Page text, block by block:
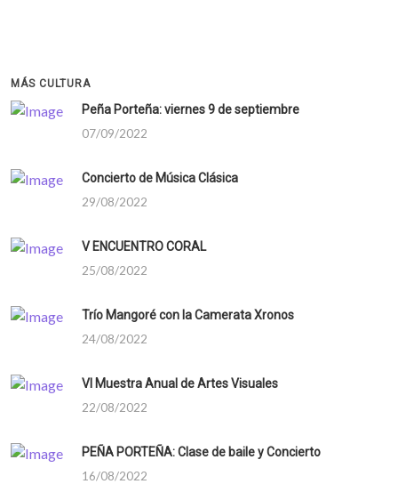
MÁS CULTURA
Peña Porteña: viernes 9 de septiembre
07/09/2022
Concierto de Música Clásica
29/08/2022
V ENCUENTRO CORAL
25/08/2022
Trío Mangoré con la Camerata Xronos
24/08/2022
VI Muestra Anual de Artes Visuales
22/08/2022
PEÑA PORTEÑA: Clase de baile y Concierto
16/08/2022